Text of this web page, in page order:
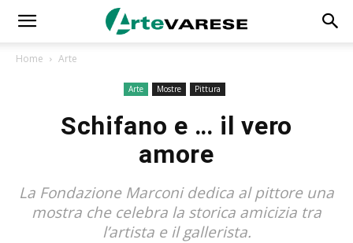
Home Arte
Arte Mostre Pittura
Schifano e … il vero
amore
La Fondazione Marconi dedica al pittore una
mostra che celebra la storica amicizia tra
l’artista e il gallerista.